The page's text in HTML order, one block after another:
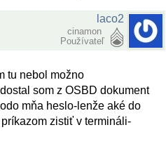
laco2
cinamon
Používateľ
tu nebol možno
som z OSBD dokument
mňa heslo-lenže aké do
zistiť v termináli-